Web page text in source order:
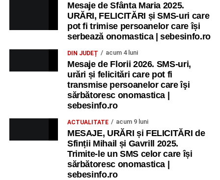
Mesaje de Sfânta Maria 2025.
URĂRI, FELICITĂRI și SMS-uri care
pot fi trimise persoanelor care își
serbează onomastica | sebesinfo.ro
DIN JUDEȚ acum 4 luni
Mesaje de Florii 2026. SMS-uri,
urări și felicitări care pot fi
transmise persoanelor care îşi
sărbătoresc onomastica |
sebesinfo.ro
ACTUALITATE acum 9 luni
MESAJE, URĂRI și FELICITĂRI de
Sfinții Mihail și Gavrill 2025.
Trimite-le un SMS celor care își
sărbătoresc onomastica |
sebesinfo.ro